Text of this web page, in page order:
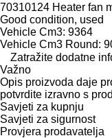
70310124 Heater fan
Good condition, used
Vehicle Cm3: 9364
Vehicle Cm3 Round:
Zatražite dodatne
Važno
Opis proizvoda daje
potvrdite izravno s
Savjeti za kupnju
Savjeti za sigurnost
Provjera prodavatelja